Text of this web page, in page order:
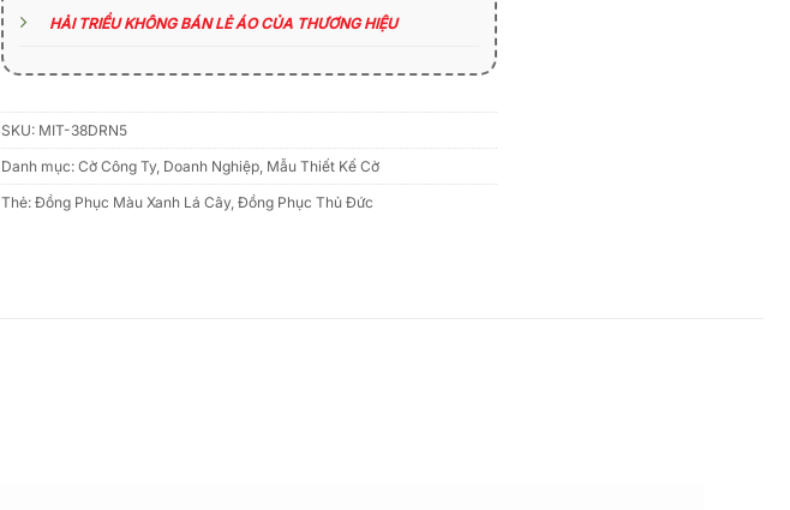
HẢI TRIỀU KHÔNG BÁN LẺ ÁO CỦA THƯƠNG HIỆU
SKU: MIT-38DRN5
Danh mục: Cờ Công Ty, Doanh Nghiệp, Mẫu Thiết Kế Cờ
Thẻ: Đồng Phục Màu Xanh Lá Cây, Đồng Phục Thủ Đức